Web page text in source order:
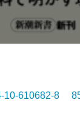
10-610682-8